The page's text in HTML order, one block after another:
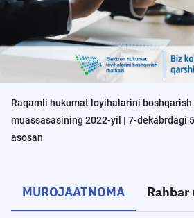
Raqamli hukumat loyihalarini
muassasasining 2022-yil | 7-dekabrdagi
asosan
MUROJAATNOMA Rahbar